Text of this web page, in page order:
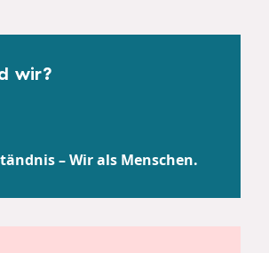
wir?
– Wir als Menschen.